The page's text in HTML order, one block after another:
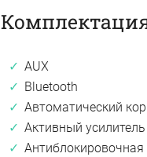
AUX
Bluetooth
Автоматический
Активный
Антиблокировочная